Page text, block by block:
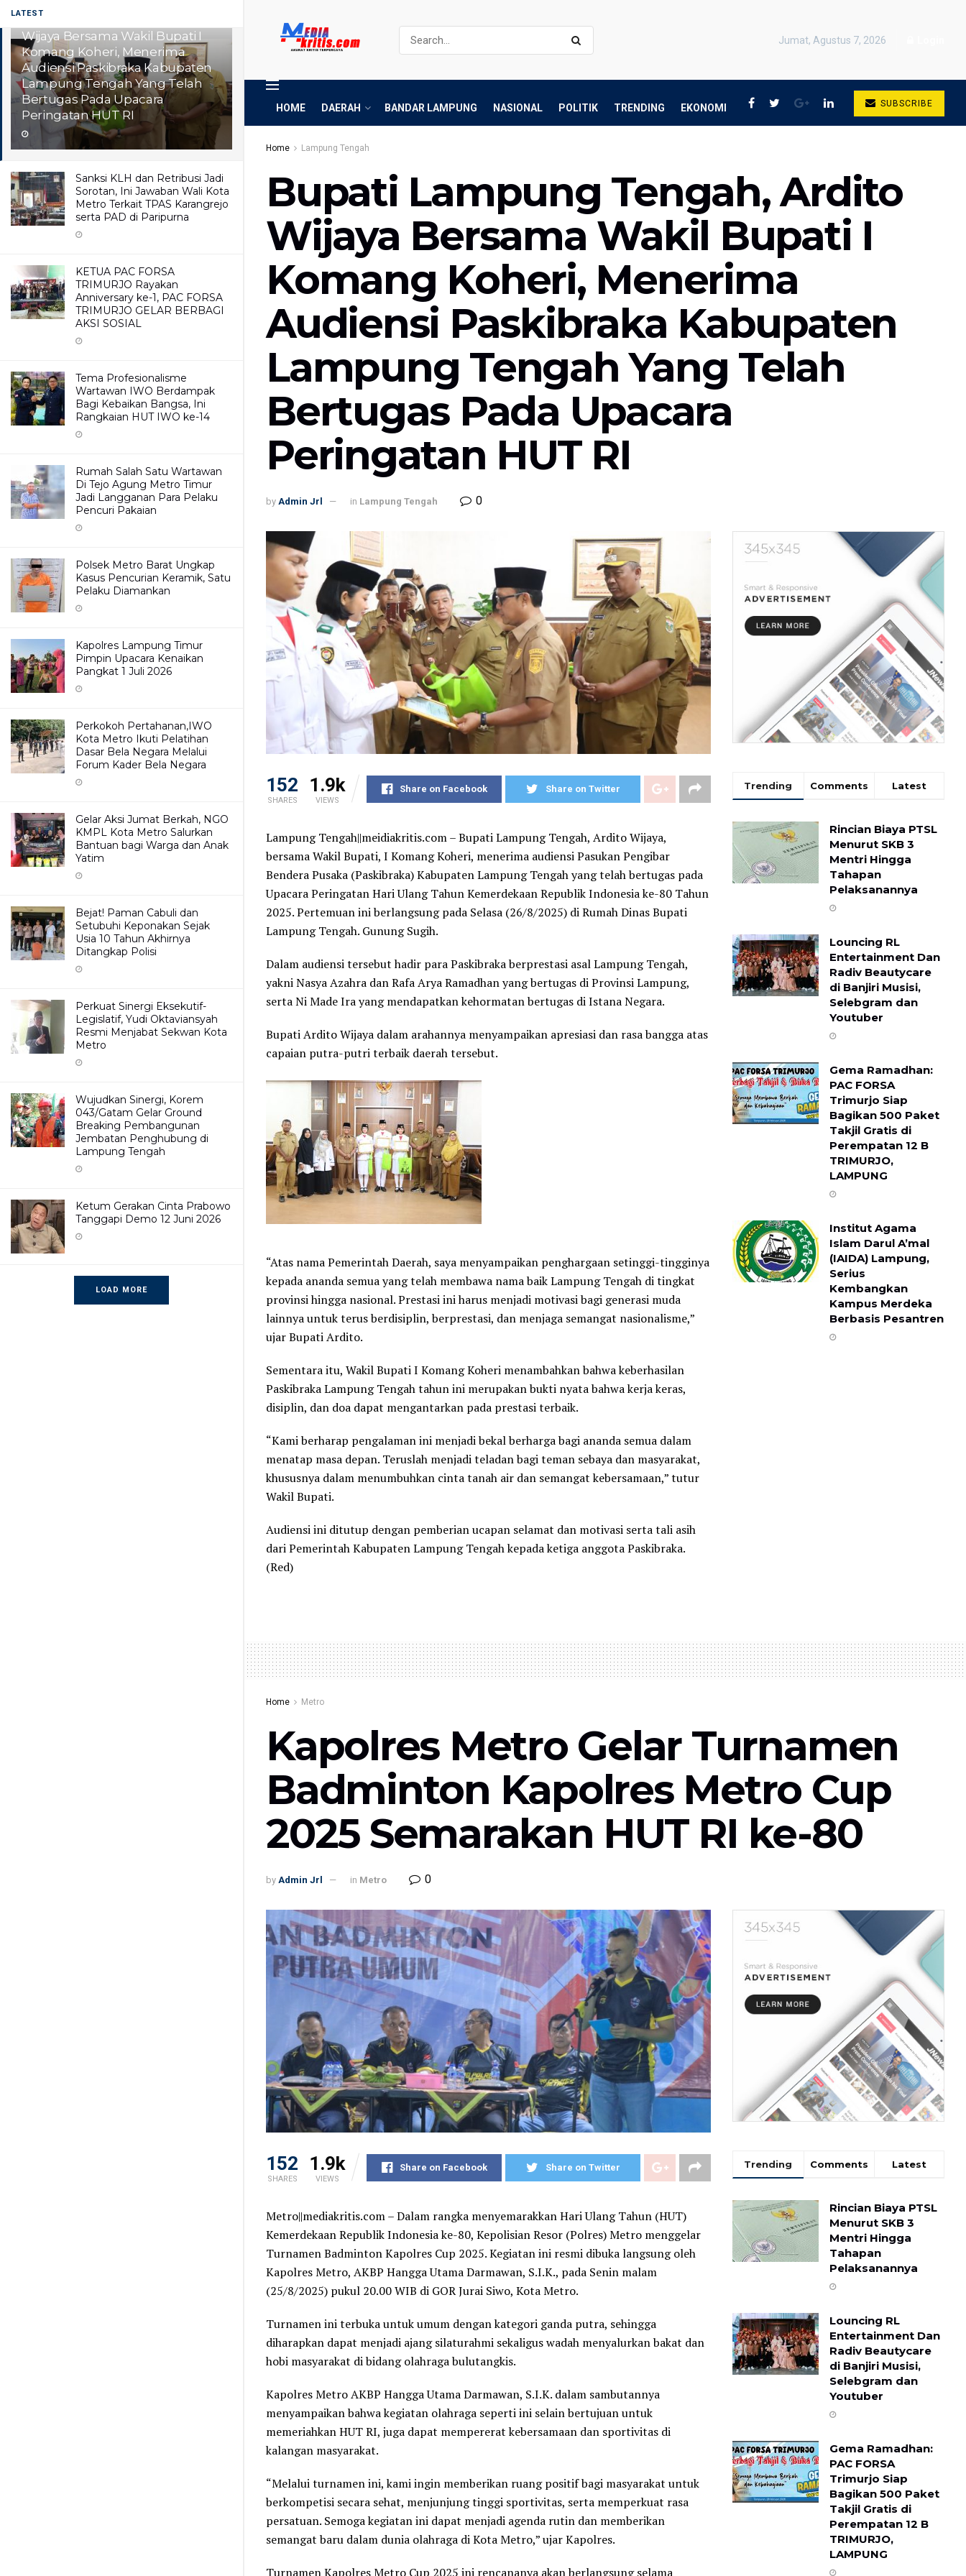
LATEST
Bupati Lampung Tengah, Ardito
Wijaya Bersama Wakil Bupati I
Komang Koheri, Menerima
Audiensi Paskibraka Kabupaten
Lampung Tengah Yang Telah
Bertugas Pada Upacara
Peringatan HUT RI
Sanksi KLH dan Retribusi Jadi
Sorotan, Ini Jawaban Wali Kota
Metro Terkait TPAS Karangrejo
serta PAD di Paripurna
KETUA PAC FORSA
TRIMURJO Rayakan
Anniversary ke-1, PAC FORSA
TRIMURJO GELAR BERBAGI
AKSI SOSIAL
Tema Profesionalisme
Wartawan IWO Berdampak
Bagi Kebaikan Bangsa, Ini
Rangkaian HUT IWO ke-14
Rumah Salah Satu Wartawan
Di Tejo Agung Metro Timur
Jadi Langganan Para Pelaku
Pencuri Pakaian
Polsek Metro Barat Ungkap
Kasus Pencurian Keramik, Satu
Pelaku Diamankan
Kapolres Lampung Timur
Pimpin Upacara Kenaikan
Pangkat 1 Juli 2026
Perkokoh Pertahanan,IWO
Kota Metro Ikuti Pelatihan
Dasar Bela Negara Melalui
Forum Kader Bela Negara
Gelar Aksi Jumat Berkah, NGO
KMPL Kota Metro Salurkan
Bantuan bagi Warga dan Anak
Yatim
Bejat! Paman Cabuli dan
Setubuhi Keponakan Sejak
Usia 10 Tahun Akhirnya
Ditangkap Polisi
Perkuat Sinergi Eksekutif-
Legislatif, Yudi Oktaviansyah
Resmi Menjabat Sekwan Kota
Metro
Wujudkan Sinergi, Korem
043/Gatam Gelar Ground
Breaking Pembangunan
Jembatan Penghubung di
Lampung Tengah
Ketum Gerakan Cinta Prabowo
Tanggapi Demo 12 Juni 2026
LOAD MORE
Jumat, Agustus 7, 2026
HOME DAERAH BANDAR LAMPUNG NASIONAL POLITIK TRENDING EKONOMI SUBSCRIBE
Home Lampung Tengah
Bupati Lampung Tengah, Ardito
Wijaya Bersama Wakil Bupati I
Komang Koheri, Menerima
Audiensi Paskibraka Kabupaten
Lampung Tengah Yang Telah
Bertugas Pada Upacara
Peringatan HUT RI
by Admin Jrl in Lampung Tengah 0
152
SHARES
1.9k
VIEWS
Share on Facebook Share on Twitter
Lampung Tengah||meidiakritis.com – Bupati Lampung Tengah, Ardito Wijaya,
bersama Wakil Bupati, I Komang Koheri, menerima audiensi Pasukan Pengibar
Bendera Pusaka (Paskibraka) Kabupaten Lampung Tengah yang telah bertugas pada
Upacara Peringatan Hari Ulang Tahun Kemerdekaan Republik Indonesia ke-80 Tahun
2025. Pertemuan ini berlangsung pada Selasa (26/8/2025) di Rumah Dinas Bupati
Lampung Tengah. Gunung Sugih.
Dalam audiensi tersebut hadir para Paskibraka berprestasi asal Lampung Tengah,
yakni Nasya Azahra dan Rafa Arya Ramadhan yang bertugas di Provinsi Lampung,
serta Ni Made Ira yang mendapatkan kehormatan bertugas di Istana Negara.
Bupati Ardito Wijaya dalam arahannya menyampaikan apresiasi dan rasa bangga atas
capaian putra-putri terbaik daerah tersebut.
“Atas nama Pemerintah Daerah, saya menyampaikan penghargaan setinggi-tingginya
kepada ananda semua yang telah membawa nama baik Lampung Tengah di tingkat
provinsi hingga nasional. Prestasi ini harus menjadi motivasi bagi generasi muda
lainnya untuk terus berdisiplin, berprestasi, dan menjaga semangat nasionalisme,”
ujar Bupati Ardito.
Sementara itu, Wakil Bupati I Komang Koheri menambahkan bahwa keberhasilan
Paskibraka Lampung Tengah tahun ini merupakan bukti nyata bahwa kerja keras,
disiplin, dan doa dapat mengantarkan pada prestasi terbaik.
“Kami berharap pengalaman ini menjadi bekal berharga bagi ananda semua dalam
menatap masa depan. Teruslah menjadi teladan bagi teman sebaya dan masyarakat,
khususnya dalam menumbuhkan cinta tanah air dan semangat kebersamaan,” tutur
Wakil Bupati.
Audiensi ini ditutup dengan pemberian ucapan selamat dan motivasi serta tali asih
dari Pemerintah Kabupaten Lampung Tengah kepada ketiga anggota Paskibraka.
(Red)
Trending Comments Latest
Rincian Biaya PTSL
Menurut SKB 3
Mentri Hingga
Tahapan
Pelaksanannya
Louncing RL
Entertainment Dan
Radiv Beautycare
di Banjiri Musisi,
Selebgram dan
Youtuber
Gema Ramadhan:
PAC FORSA
Trimurjo Siap
Bagikan 500 Paket
Takjil Gratis di
Perempatan 12 B ​
TRIMURJO,
LAMPUNG
Institut Agama
Islam Darul A’mal
(IAIDA) Lampung,
Serius
Kembangkan
Kampus Merdeka
Berbasis Pesantren
Home Metro
Kapolres Metro Gelar Turnamen
Badminton Kapolres Metro Cup
2025 Semarakan HUT RI ke-80
by Admin Jrl in Metro 0
152
SHARES
1.9k
VIEWS
Share on Facebook Share on Twitter
Metro||mediakritis.com – Dalam rangka menyemarakkan Hari Ulang Tahun (HUT)
Kemerdekaan Republik Indonesia ke-80, Kepolisian Resor (Polres) Metro menggelar
Turnamen Badminton Kapolres Cup 2025. Kegiatan ini resmi dibuka langsung oleh
Kapolres Metro, AKBP Hangga Utama Darmawan, S.I.K., pada Senin malam
(25/8/2025) pukul 20.00 WIB di GOR Jurai Siwo, Kota Metro.
Turnamen ini terbuka untuk umum dengan kategori ganda putra, sehingga
diharapkan dapat menjadi ajang silaturahmi sekaligus wadah menyalurkan bakat dan
hobi masyarakat di bidang olahraga bulutangkis.
Kapolres Metro AKBP Hangga Utama Darmawan, S.I.K. dalam sambutannya
menyampaikan bahwa kegiatan olahraga seperti ini selain bertujuan untuk
memeriahkan HUT RI, juga dapat mempererat kebersamaan dan sportivitas di
kalangan masyarakat.
“Melalui turnamen ini, kami ingin memberikan ruang positif bagi masyarakat untuk
berkompetisi secara sehat, menjunjung tinggi sportivitas, serta memperkuat rasa
persatuan. Semoga kegiatan ini dapat menjadi agenda rutin dan memberikan
semangat baru dalam dunia olahraga di Kota Metro,” ujar Kapolres.
Turnamen Kapolres Metro Cup 2025 ini rencananya akan berlangsung selama
Trending Comments Latest
Rincian Biaya PTSL
Menurut SKB 3
Mentri Hingga
Tahapan
Pelaksanannya
Louncing RL
Entertainment Dan
Radiv Beautycare
di Banjiri Musisi,
Selebgram dan
Youtuber
Gema Ramadhan:
PAC FORSA
Trimurjo Siap
Bagikan 500 Paket
Takjil Gratis di
Perempatan 12 B ​
TRIMURJO,
LAMPUNG